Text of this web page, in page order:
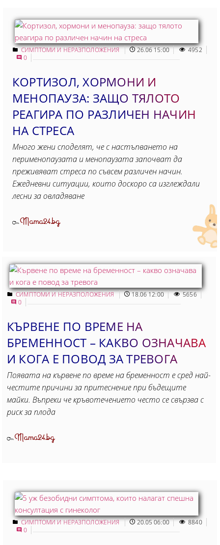
СИМПТОМИ И НЕРАЗПОЛОЖЕНИЯ 26.06 15:00
4952
0
КОРТИЗОЛ, ХОРМОНИ И
МЕНОПАУЗА: ЗАЩО ТЯЛОТО
РЕАГИРА ПО РАЗЛИЧЕН НАЧИН
НА СТРЕСА
Много жени споделят, че с настъпването на
перименопаузата и менопаузата започват да
преживяват стреса по съвсем различен начин.
Ежедневни ситуации, които доскоро са изглеждали
лесни за овладяване
ОтMama24.bg
СИМПТОМИ И НЕРАЗПОЛОЖЕНИЯ 18.06 12:00
5656
0
КЪРВЕНЕ ПО ВРЕМЕ НА
БРЕМЕННОСТ – КАКВО ОЗНАЧАВА
И КОГА Е ПОВОД ЗА ТРЕВОГА
Появата на кървене по време на бременност е сред най-
честите причини за притеснение при бъдещите
майки. Въпреки че кръвотечението често се свързва с
риск за плода
ОтMama24.bg
СИМПТОМИ И НЕРАЗПОЛОЖЕНИЯ 20.05 06:00
8840
0